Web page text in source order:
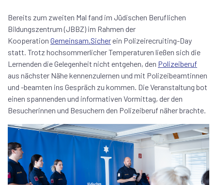
Bereits zum zweiten Mal fand im Jüdischen Beruflichen
Bildungszentrum (JBBZ) im Rahmen der
Kooperation Gemeinsam.Sicherein Polizeirecruiting-Day
statt. Trotz hochsommerlicher Temperaturen ließen sich die
Lernenden die Gelegenheit nicht entgehen, den Polizeiberuf
aus nächster Nähe kennenzulernen und mit Polizeibeamtinnen
und -beamten ins Gespräch zu kommen. Die Veranstaltung bot
einen spannenden und informativen Vormittag, der den
Besucherinnen und Besuchern den Polizeiberuf näher brachte.